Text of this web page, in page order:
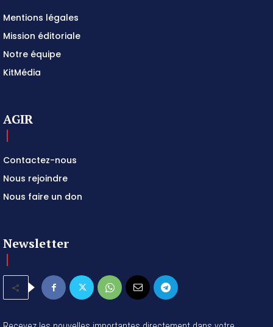
Mentions légales
Mission éditoriale
Notre équipe
KitMédia
AGIR
Contactez-nous
Nous rejoindre
Nous faire un don
Newsletter